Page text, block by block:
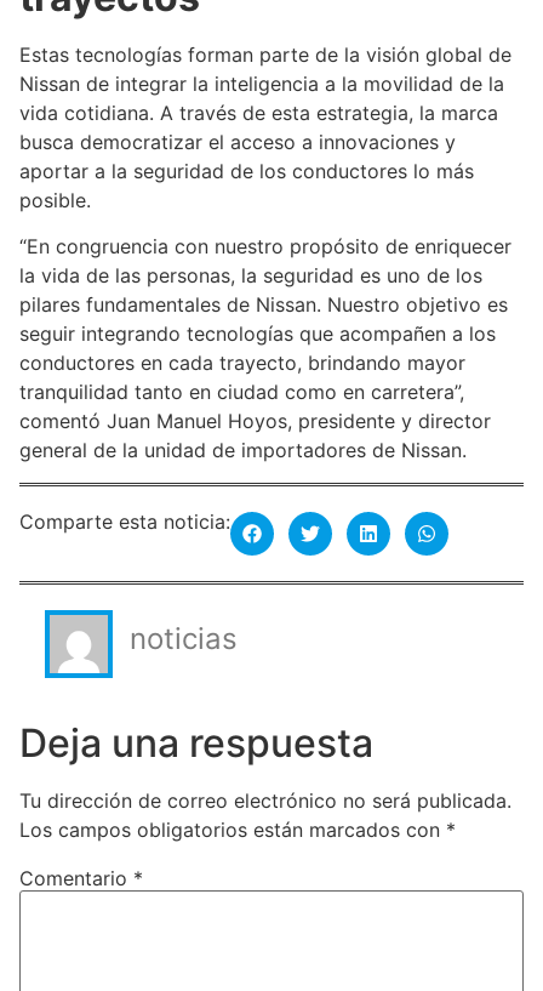
Estas tecnologías forman parte de la visión global de
Nissan de integrar la inteligencia a la movilidad de la
vida cotidiana. A través de esta estrategia, la marca
busca democratizar el acceso a innovaciones y
aportar a la seguridad de los conductores lo más
posible.
“En congruencia con nuestro propósito de enriquecer
la vida de las personas, la seguridad es uno de los
pilares fundamentales de Nissan. Nuestro objetivo es
seguir integrando tecnologías que acompañen a los
conductores en cada trayecto, brindando mayor
tranquilidad tanto en ciudad como en carretera”,
comentó Juan Manuel Hoyos, presidente y director
general de la unidad de importadores de Nissan.
Comparte esta noticia:
noticias
Deja una respuesta
Tu dirección de correo electrónico no será publicada.
Los campos obligatorios están marcados con *
Comentario *